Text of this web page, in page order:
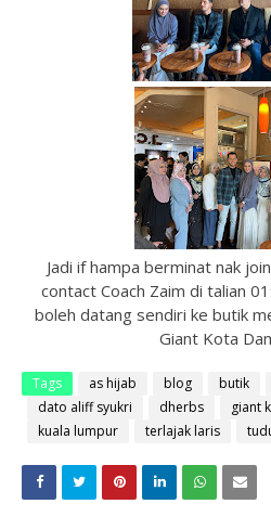
Jadi if hampa berminat nak
contact Coach Zaim di talian
boleh datang sendiri ke butik
Giant Kota
Tags as hijab blog butik
dato aliff syukri
dherbs giant
kuala lumpur
terlajak laris